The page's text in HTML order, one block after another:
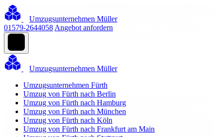
Umzugsunternehmen Müller
01579-2644058 Angebot anfordern
Umzugsunternehmen Müller
Umzugsunternehmen Fürth
Umzug von Fürth nach Berlin
Umzug von Fürth nach Hamburg
Umzug von Fürth nach München
Umzug von Fürth nach Köln
Umzug von Fürth nach Frankfurt am Main